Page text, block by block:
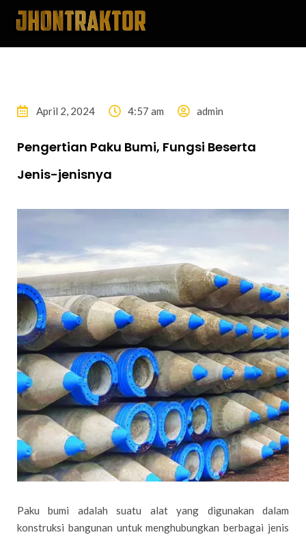
April 2, 2024 4:57 am admin
Pengertian Paku Bumi, Fungsi Beserta
Jenis-jenisnya
Paku bumi adalah suatu alat yang digunakan dalam
konstruksi bangunan untuk menghubungkan berbagai jenis